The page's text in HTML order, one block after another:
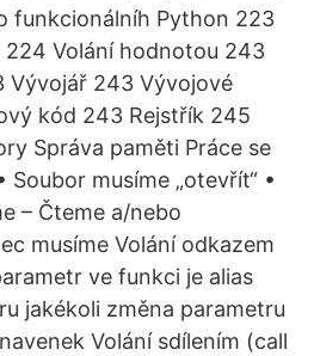
funkcionálníh Python 223
224 Volání hodnotou 243
Vývojář 243 Vývojové
kód 243 Rejstřík 245
Správa paměti Práce se
musíme „otevřít“ •
– Čteme a/nebo
musíme Volání odkazem
ve funkci je alias
jakékoli změna parametru
Volání sdílením (call